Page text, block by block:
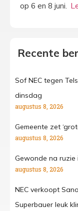
op 6 en 8 juni.
Recente
Sof NEC tegen
dinsdag
augustus 8, 2026
Gemeente zet
augustus 8, 2026
Gewonde na ruzie
augustus 8, 2026
NEC verkoopt
Superbauer leuk